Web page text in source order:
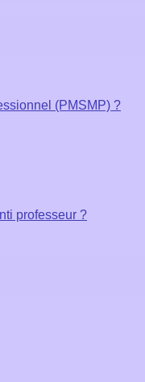
(PMSMP) ?
professeur ?